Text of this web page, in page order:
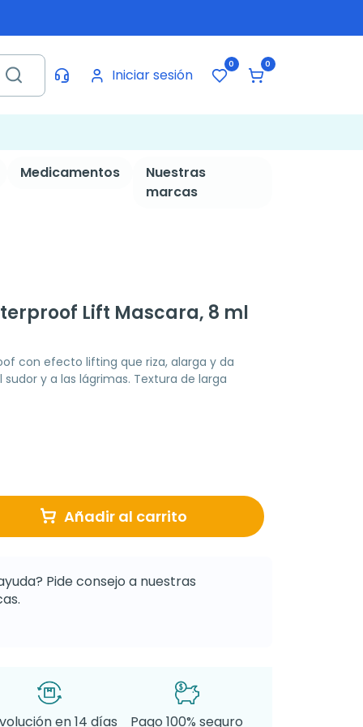
Iniciar sesión
0 0
Medicamentos
Nuestras
marcas
Lift Mascara, 8 ml
con efecto lifting que riza, alarga y da
y a las lágrimas. Textura de larga
Añadir al carrito
Pide consejo a nuestras
en 14 días
Pago 100% seguro